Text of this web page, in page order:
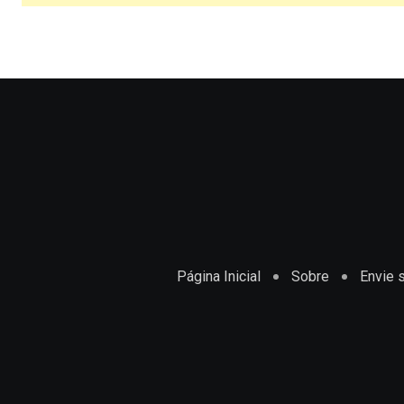
Página Inicial Sobre Envie